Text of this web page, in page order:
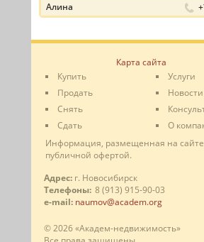
Алина
Карта сайта
Купить
Продать
Снять
Сдать
Услуги
Новости
О
Информация, размещенная на
публичной офертой.
Адрес: г. Новосибирск
Телефоны: 8 (913) 915-90-03
e-mail: naumov@academ.org
© 2026 «Академ-недвижимость»